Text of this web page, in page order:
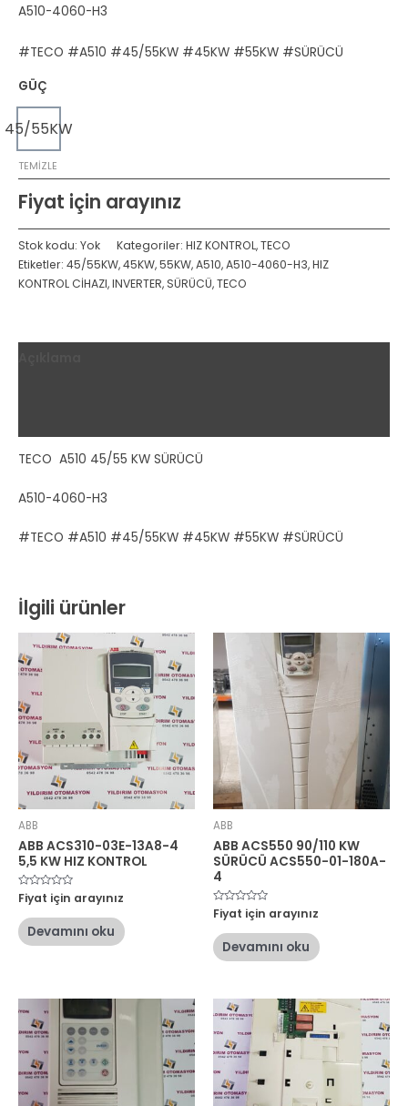
A510-4060-H3
#TECO #A510 #45/55KW #45KW #55KW #SÜRÜCÜ
GÜÇ
45/55KW
TEMIZLE
Fiyat için arayınız
Stok kodu: Yok Kategoriler: HIZ KONTROL,TECO
Etiketler: 45/55KW,45KW,55KW,A510,A510-4060-H3,HIZ
KONTROL CİHAZI,INVERTER, SÜRÜCÜ,TECO
TECO A510 45/55 KW SÜRÜCÜ
A510-4060-H3
#TECO #A510 #45/55KW #45KW #55KW #SÜRÜCÜ
İlgili ürünler
ABB
ABB ACS310-03E-13A8-4
5,5 KW HIZ KONTROL
5
üzerinden
oy
aldı
Fiyat için arayınız
Devamını oku
ABB
ABB ACS550 90/110 KW
SÜRÜCÜ ACS550-01-180A-
4
5
üzerinden
oy
aldı
Fiyat için arayınız
Devamını oku